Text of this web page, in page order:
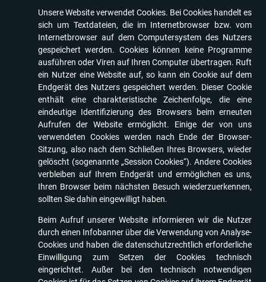
Unsere Website verwendet Cookies. Bei Cookies handelt es
sich um Textdateien, die im Internetbrowser bzw. vom
Internetbrowser auf dem Computersystem des Nutzers
gespeichert werden. Cookies können keine Programme
ausführen oder Viren auf Ihren Computer übertragen. Ruft
ein Nutzer eine Website auf, so kann ein Cookie auf dem
Endgerät des Nutzers gespeichert werden. Dieser Cookie
enthält eine charakteristische Zeichenfolge, die eine
eindeutige Identifizierung des Browsers beim erneuten
Aufrufen der Website ermöglicht. Einige der von uns
verwendeten Cookies werden nach Ende der Browser-
Sitzung, also nach dem Schließen Ihres Browsers, wieder
gelöscht (sogenannte „Session Cookies“). Andere Cookies
verbleiben auf Ihrem Endgerät und ermöglichen es uns,
Ihren Browser beim nächsten Besuch wiederzuerkennen,
sollten Sie dahin eingewilligt haben.
Beim Aufruf unserer Website informieren wir die Nutzer
durch einen Infobanner über die Verwendung von Analyse-
Cookies und haben die datenschutzrechtlich erforderliche
Einwilligung zum Setzen der Cookies technisch
eingerichtet. Außer bei den technisch notwendigen